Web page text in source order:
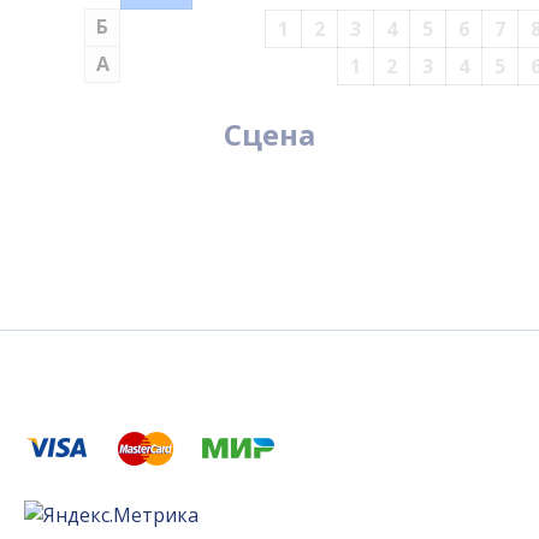
1 2 3 4 5 6 7
1
2 3 4 5
Б
А
Сцена